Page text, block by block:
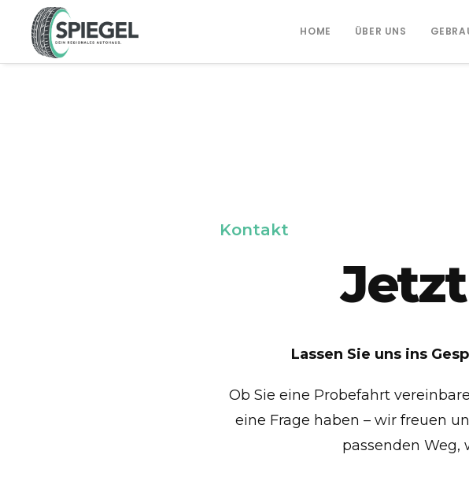
HOME ÜBER UNS
Kontakt
Lassen Sie uns ins
Ob Sie eine Probefahrt
eine Frage haben – wir freuen
passenden